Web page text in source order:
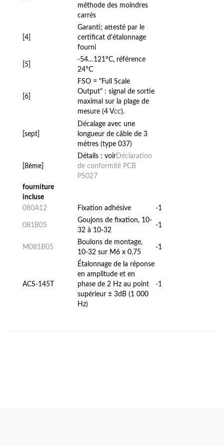
méthode des moindres
carrés
[4]
Garanti; attesté par le
certificat d'étalonnage
fourni
[5]
-54…121°C, référence
24°C
[6]
FSO = "Full Scale
Output" : signal de sortie
maximal sur la plage de
mesure (4 VCC).
[sept]
Décalage avec une
longueur de câble de 3
mètres (type 037)
[8ème]
Détails : voir Déclaration
de conformité PCB
PS027
fourniture
incluse
080A12
Fixation adhésive -1
081B05
Goujons de fixation, 10-
32 à 10-32
-1
M081B05
Boulons de montage,
10-32 sur M6 x 0,75
-1
ACS-145T
Étalonnage de la réponse
en amplitude et en
phase de 2 Hz au point
supérieur ± 3dB (1 000
Hz)
-1